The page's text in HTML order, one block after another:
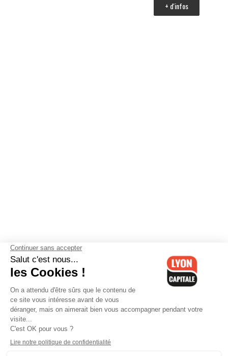
+ d'infos